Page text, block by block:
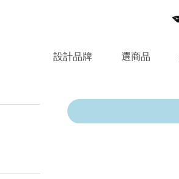
設計品牌 選商品